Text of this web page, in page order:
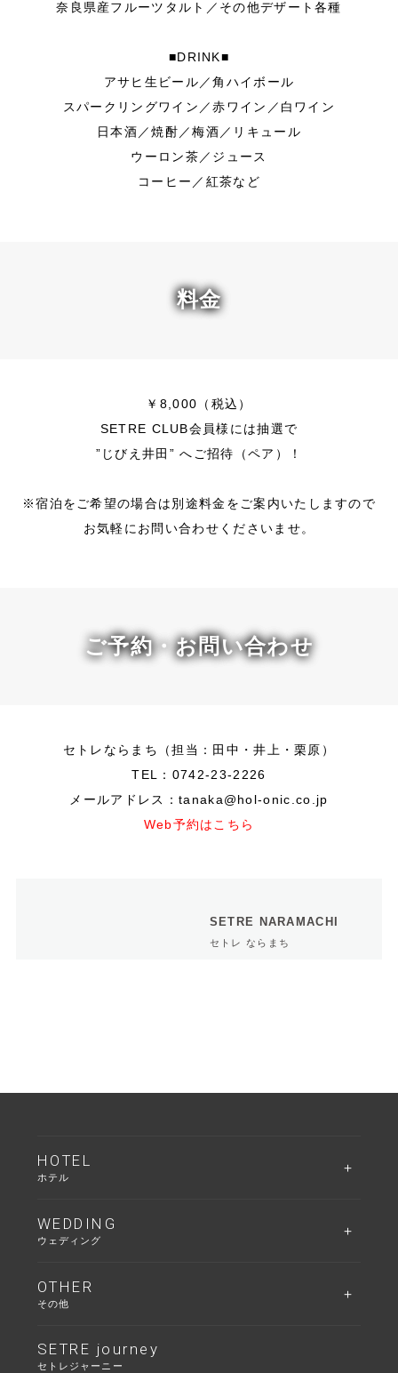
奈良県産フルーツタルト／その他デザート各種
■DRINK■
アサヒ⽣ビール／角ハイボール
スパークリングワイン／⾚ワイン／⽩ワイン
⽇本酒／焼酎／梅酒／リキュール
ウーロン茶／ジュース
コーヒー／紅茶など
料金
￥8,000（税込）
SETRE CLUB会員様には抽選で
”じびえ井田” へご招待（ペア）！
※宿泊をご希望の場合は別途料金をご案内いたしますので
お気軽にお問い合わせくださいませ。
ご予約・お問い合わせ
セトレならまち（担当：田中・井上・栗原）
TEL：0742-23-2226
メールアドレス：tanaka@hol-onic.co.jp
Web予約はこちら
SETRE NARAMACHI
セトレ ならまち
HOTEL
ホテル
WEDDING
ウェディング
OTHER
その他
SETRE journey
セトレジャーニー